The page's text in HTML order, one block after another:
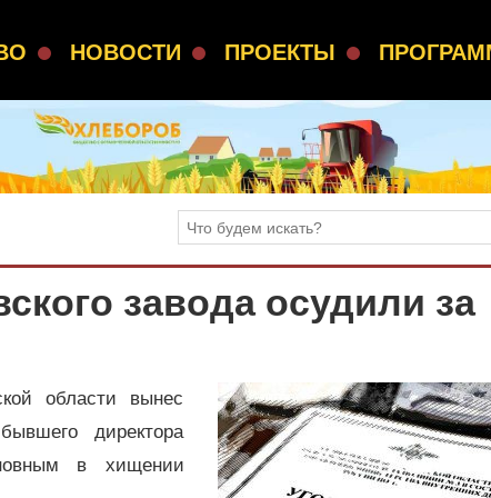
НОВОСТИ ПРОЕКТЫ
завода осудили за
области вынес
директора
в хищении